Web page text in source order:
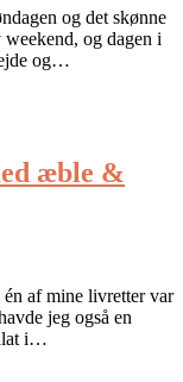
og det skønne
og dagen i
og…
æble &
af mine livretter var
jeg også en
i…